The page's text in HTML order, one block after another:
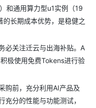
和通用算力型u1实例（19
的长期成本优势，是稳健之
必关注迁云与出海补贴。A
极使用免费Tokens进行验
购前，充分利用AI产品及
分的性能与功能测试，